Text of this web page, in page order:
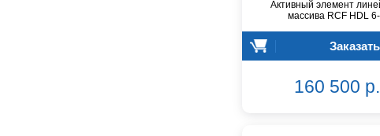
Активный элемент
массива RCF HDL
Заказать
160 500 р.